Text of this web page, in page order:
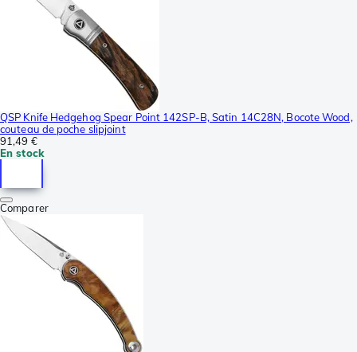
QSP Knife Hedgehog Spear Point 142SP-B, Satin 14C28N, Bocote Wood,
couteau de poche slipjoint
91,49 €
En stock
Comparer